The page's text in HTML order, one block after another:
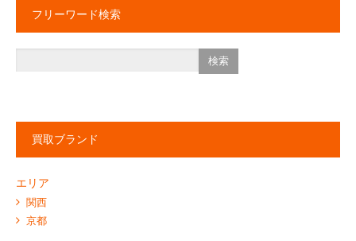
フリーワード検索
買取ブランド
エリア
関西
京都